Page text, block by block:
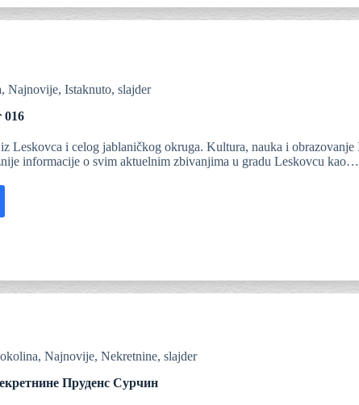
, Najnovije, Istaknuto, slajder
016
Leskovca i celog jablaničkog okruga. Kultura, nauka i
informacije o svim aktuelnim zbivanjima u gradu Leskovcu kao…
, Najnovije, Nekretnine, slajder
Пруденс Сурчин